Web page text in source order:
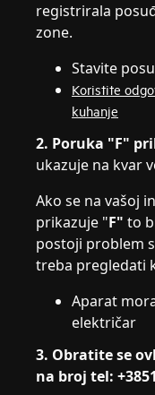
registrirala
zone.
Stavite
Koristite
kuhanje
2. Poruka "F"
ukazuje na kvar
Ako se na vašoj
prikazuje "F" to
postoji problem
treba pregledati
Aparat
električar
3. Obratite se
na broj tel: